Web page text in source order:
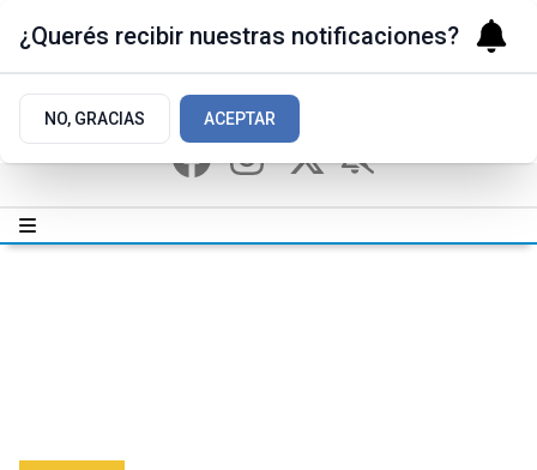
¿Querés recibir nuestras notificaciones?
NO, GRACIAS ACEPTAR